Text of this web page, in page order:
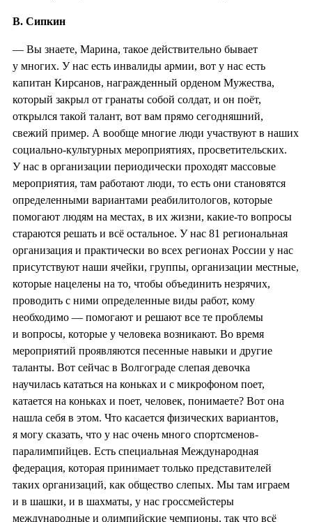
В. Сипкин
— Вы знаете, Марина, такое действительно бывает
у многих. У нас есть инвалиды армии, вот у нас есть
капитан Кирсанов, награжденный орденом Мужества,
который закрыл от гранаты собой солдат, и он поёт,
открылся такой талант, вот вам прямо сегодняшний,
свежий пример. А вообще многие люди участвуют в наших
социально-культурных мероприятиях, просветительских.
У нас в организации периодически проходят массовые
мероприятия, там работают люди, то есть они становятся
определенными вариантами реабилитологов, которые
помогают людям на местах, в их жизни, какие-то вопросы
стараются решать и всё остальное. У нас 81 региональная
организация и практически во всех регионах России у нас
присутствуют наши ячейки, группы, организации местные,
которые нацелены на то, чтобы объединить незрячих,
проводить с ними определенные виды работ, кому
необходимо — помогают и решают все те проблемы
и вопросы, которые у человека возникают. Во время
мероприятий проявляются песенные навыки и другие
таланты. Вот сейчас в Волгограде слепая девочка
научилась кататься на коньках и с микрофоном поет,
катается на коньках и поет, человек, понимаете? Вот она
нашла себя в этом. Что касается физических вариантов,
я могу сказать, что у нас очень много спортсменов-
паралимпийцев. Есть специальная Международная
федерация, которая принимает только представителей
таких организаций, как общество слепых. Мы там играем
и в шашки, и в шахматы, у нас гроссмейстеры
международные и олимпийские чемпионы, так что всё